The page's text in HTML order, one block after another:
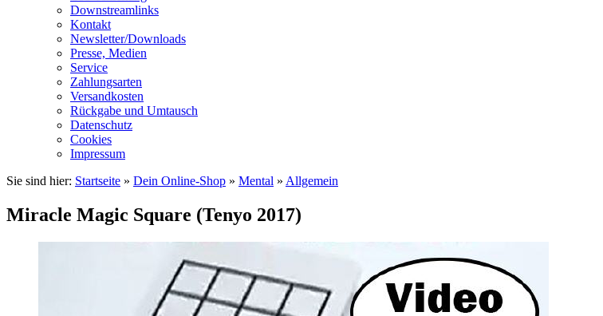
Downstreamlinks
Kontakt
Newsletter/Downloads
Presse, Medien
Service
Zahlungsarten
Versandkosten
Rückgabe und Umtausch
Datenschutz
Cookies
Impressum
Sie sind hier: Startseite » Dein Online-Shop » Mental » Allgemein
Miracle Magic Square (Tenyo 2017)